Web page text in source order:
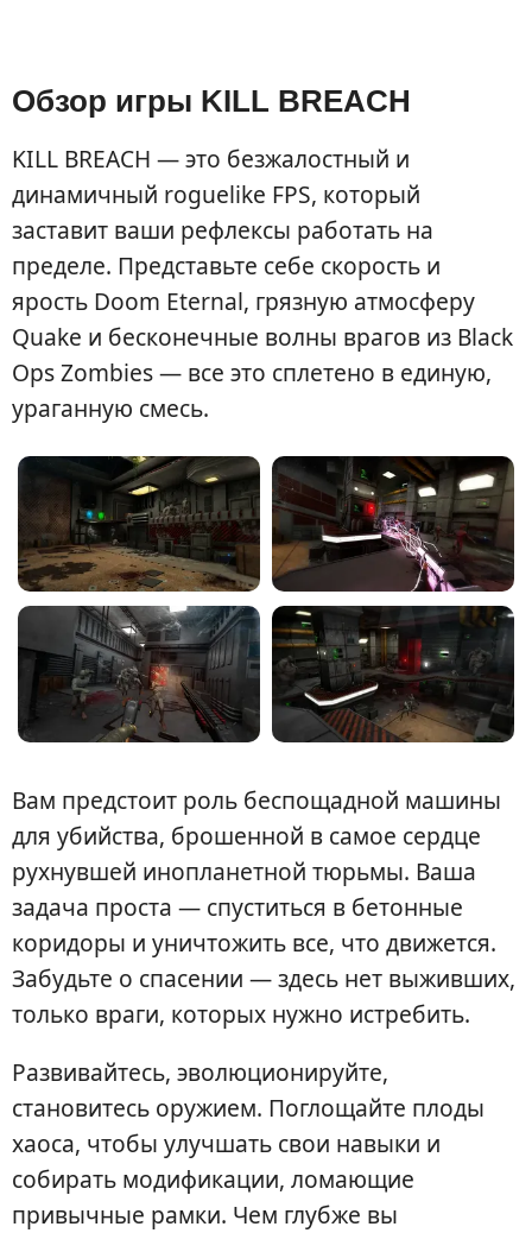
Обзор игры KILL BREACH
KILL BREACH — это безжалостный и
динамичный roguelike FPS, который
заставит ваши рефлексы работать на
пределе. Представьте себе скорость и
ярость Doom Eternal, грязную атмосферу
Quake и бесконечные волны врагов из Black
Ops Zombies — все это сплетено в единую,
ураганную смесь.
Вам предстоит роль беспощадной машины
для убийства, брошенной в самое сердце
рухнувшей инопланетной тюрьмы. Ваша
задача проста — спуститься в бетонные
коридоры и уничтожить все, что движется.
Забудьте о спасении — здесь нет выживших,
только враги, которых нужно истребить.
Развивайтесь, эволюционируйте,
становитесь оружием. Поглощайте плоды
хаоса, чтобы улучшать свои навыки и
собирать модификации, ломающие
привычные рамки. Чем глубже вы